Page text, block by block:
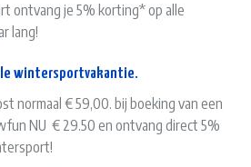
ontvang je 5% korting* op alle
lang!
wintersportvakantie.
normaal € 59,00. bij boeking van een
NU € 29.50 en ontvang direct 5%